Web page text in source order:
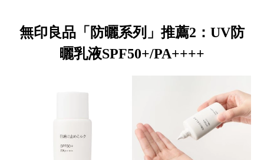
無印良品「防曬系列」推薦2：UV防
曬乳液SPF50+/PA++++